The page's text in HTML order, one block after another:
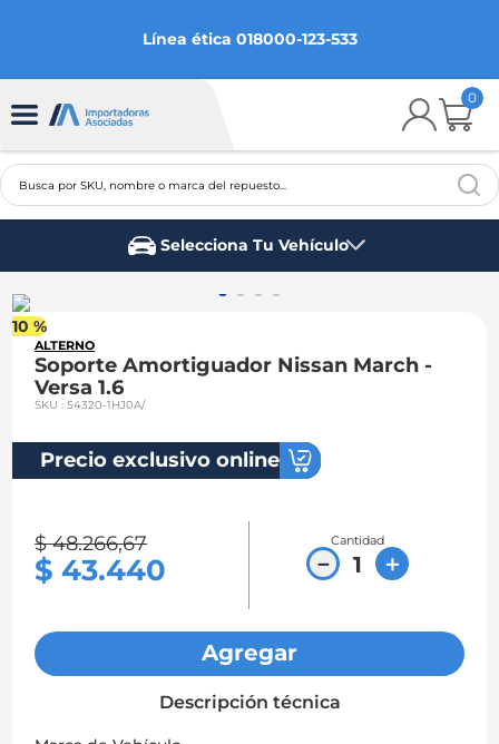
Línea ética 018000-123-533
0
Busca por SKU, nombre o marca del repuesto...
Selecciona Tu Vehículo
10 %
ALTERNO
Soporte Amortiguador Nissan March -
Versa 1.6
SKU:54320-1HJ0A/
Precio exclusivo online
$ 48.266,67
$ 43.440
Cantidad
＋
－
Agregar
Descripción técnica
2
3.
spark gt
ford fiesta
mazda 3
chevrolet spark gt
chevrolet sail